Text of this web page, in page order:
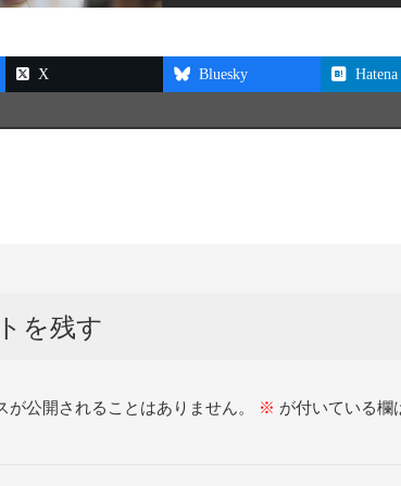
X Bluesky Hatena
を残す
が公開されることはありません。 ※ が付いている欄